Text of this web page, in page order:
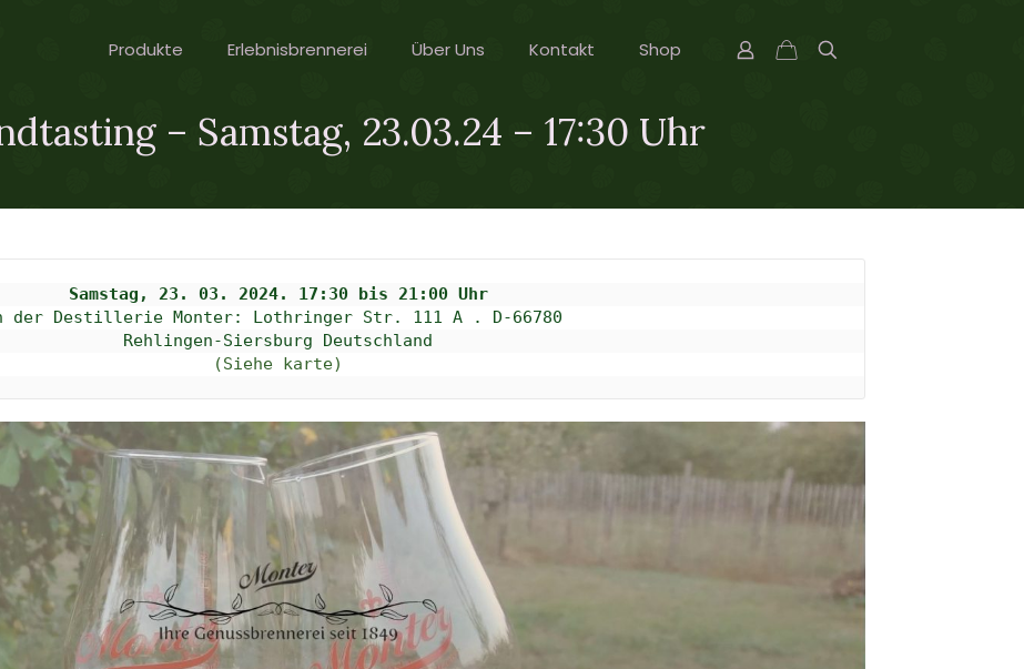
Produkte Erlebnisbrennerei Über Uns Kontakt Shop
– Samstag, 23.03.24 – 17:30 Uhr
Samstag, 23. 03. 2024. 17:30 bis 21:00 Uhr
der Destillerie Monter: Lothringer Str. 111 A . D-66780
(Siehe karte)